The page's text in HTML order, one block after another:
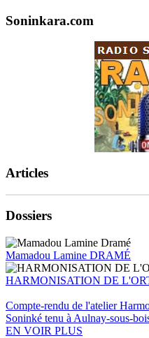
Soninkara.com
Articles
Dossiers
Mamadou Lamine DRAMÉ
HARMONISATION DE
Compte-rendu de l'atelier
Soninké tenu à Aulnay-sous-
EN VOIR PLUS